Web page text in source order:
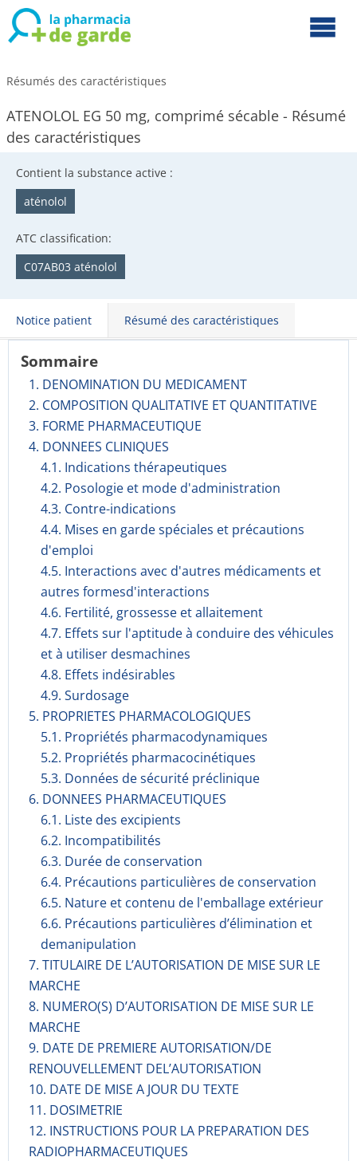
Résumés des caractéristiques
ATENOLOL EG 50 mg, comprimé sécable - Résumé
des caractéristiques
Contient la substance active :
aténolol
ATC classification:
C07AB03 aténolol
Notice patient Résumé des caractéristiques
Sommaire
1. DENOMINATION DU MEDICAMENT
2. COMPOSITION QUALITATIVE ET QUANTITATIVE
3. FORME PHARMACEUTIQUE
4. DONNEES CLINIQUES
4.1. Indications thérapeutiques
4.2. Posologie et mode d'administration
4.3. Contre-indications
4.4. Mises en garde spéciales et précautions
d'emploi
4.5. Interactions avec d'autres médicaments et
autres formesd'interactions
4.6. Fertilité, grossesse et allaitement
4.7. Effets sur l'aptitude à conduire des véhicules
et à utiliser desmachines
4.8. Effets indésirables
4.9. Surdosage
5. PROPRIETES PHARMACOLOGIQUES
5.1. Propriétés pharmacodynami­ques
5.2. Propriétés pharmacocinéti­ques
5.3. Données de sécurité préclinique
6. DONNEES PHARMACEUTIQUES
6.1. Liste des excipients
6.2. Incompati­bilités
6.3. Durée de conservation
6.4. Précautions particulières de conservation
6.5. Nature et contenu de l'emballage extérieur
6.6. Précautions particulières d’élimination et
demanipulation
7. TITULAIRE DE L’AUTORISATION DE MISE SUR LE
MARCHE
8. NUMERO(S) D’AUTORISATION DE MISE SUR LE
MARCHE
9. DATE DE PREMIERE AUTORISATION/DE
RENOUVELLEMENT DEL’AUTORISATION
10. DATE DE MISE A JOUR DU TEXTE
11. DOSIMETRIE
12. INSTRUCTIONS POUR LA PREPARATION DES
RADIOPHARMACE­UTIQUES